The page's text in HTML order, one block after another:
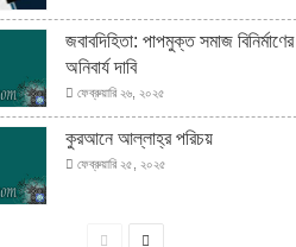
জবাবদিহিতা: পাপমুক্ত সমাজ বিনির্মাণের
অনিবার্য দাবি
ফেব্রুয়ারি ২৬, ২০২৫
কুরআনে আল্লাহ্‌র পরিচয়
ফেব্রুয়ারি ২৫, ২০২৫